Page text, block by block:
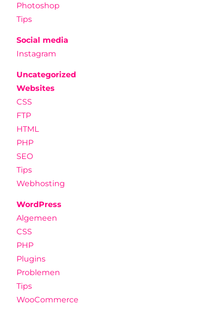
Photoshop
Tips
Social media
Instagram
Uncategorized
Websites
CSS
FTP
HTML
PHP
SEO
Tips
Webhosting
WordPress
Algemeen
CSS
PHP
Plugins
Problemen
Tips
WooCommerce